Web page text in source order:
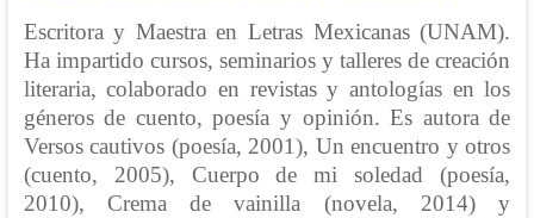
Escritora y Maestra en Letras Mexicanas (UNAM).
Ha impartido cursos, seminarios y talleres de creación
literaria, colaborado en revistas y antologías en los
géneros de cuento, poesía y opinión. Es autora de
Versos cautivos (poesía, 2001), Un encuentro y otros
(cuento, 2005), Cuerpo de mi soledad (poesía,
2010), Crema de vainilla (novela, 2014) y